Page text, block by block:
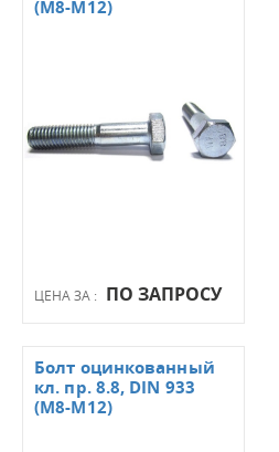
ЦЕНА ЗА : ПО ЗАПРОСУ
(М8-М12)
Болт оцинкованный
кл. пр. 8.8, DIN 933
(М8-М12)